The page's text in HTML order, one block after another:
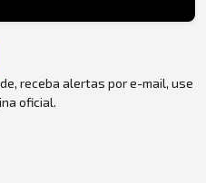
receba alertas por e-mail, use
oficial.